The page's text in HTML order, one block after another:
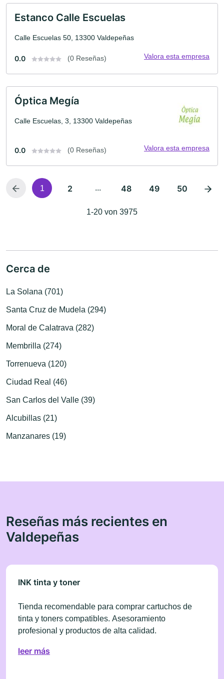
Estanco Calle Escuelas
Calle Escuelas 50, 13300 Valdepeñas
0.0 (0 Reseñas) Valora esta empresa
Óptica Megía
Calle Escuelas, 3, 13300 Valdepeñas
0.0 (0 Reseñas) Valora esta empresa
1 2 ... 48 49 50
1-20 von 3975
Cerca de
La Solana (701)
Santa Cruz de Mudela (294)
Moral de Calatrava (282)
Membrilla (274)
Torrenueva (120)
Ciudad Real (46)
San Carlos del Valle (39)
Alcubillas (21)
Manzanares (19)
Reseñas más recientes en
Valdepeñas
INK tinta y toner
Tienda recomendable para comprar cartuchos de
tinta y toners compatibles. Asesoramiento
profesional y productos de alta calidad.
leer más